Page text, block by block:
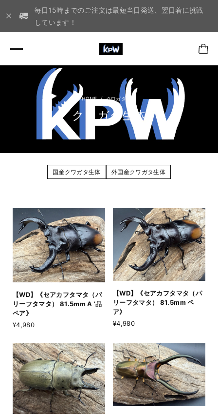
毎日15時までのご注文は最短当日発送、翌日着に挑戦
しています！
クワガタ生体
クワガタ生体
国産クワガタ生体 外国産クワガタ生体
【WD】《セアカフタマタ（パ
リーフタマタ） 81.5mm A ’品
ペア》
¥4,980
【WD】《セアカフタマタ（パ
リーフタマタ） 81.5mm ペ
ア》
¥4,980